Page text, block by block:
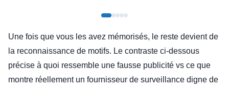
Une fois que vous les avez mémorisés, le reste devient de
la reconnaissance de motifs. Le contraste ci-dessous
précise à quoi ressemble une fausse publicité vs ce que
montre réellement un fournisseur de surveillance digne de